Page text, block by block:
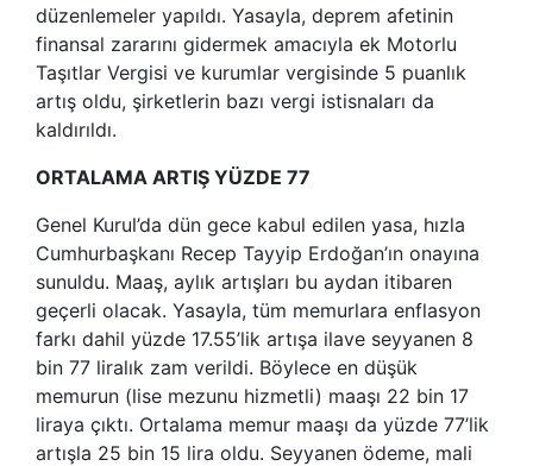
düzenlemeler yapıldı. Yasayla, deprem afetinin
finansal zararını gidermek amacıyla ek Motorlu
Taşıtlar Vergisi ve kurumlar vergisinde 5 puanlık
artış oldu, şirketlerin bazı vergi istisnaları da
kaldırıldı.
ORTALAMA ARTIŞ YÜZDE 77
Genel Kurul’da dün gece kabul edilen yasa, hızla
Cumhurbaşkanı Recep Tayyip Erdoğan’ın onayına
sunuldu. Maaş, aylık artışları bu aydan itibaren
geçerli olacak. Yasayla, tüm memurlara enflasyon
farkı dahil yüzde 17.55’lik artışa ilave seyyanen 8
bin 77 liralık zam verildi. Böylece en düşük
memurun (lise mezunu hizmetli) maaşı 22 bin 17
liraya çıktı. Ortalama memur maaşı da yüzde 77’lik
artışla 25 bin 15 lira oldu. Seyyanen ödeme, mali